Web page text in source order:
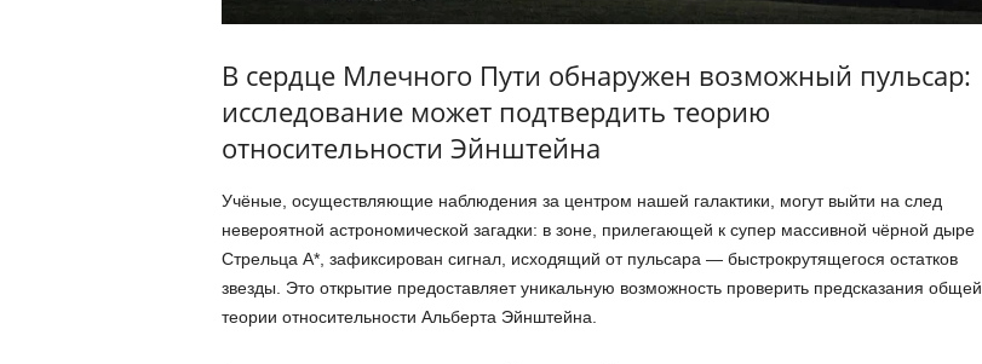
В сердце Млечного Пути обнаружен возможный пульсар:
исследование может подтвердить теорию
относительности Эйнштейна
Учёные, осуществляющие наблюдения за центром нашей галактики, могут выйти на след
невероятной астрономической загадки: в зоне, прилегающей к супер массивной чёрной дыре
Стрельца A*, зафиксирован сигнал, исходящий от пульсара — быстрокрутящегося остатков
звезды. Это открытие предоставляет уникальную возможность проверить предсказания общей
теории относительности Альберта Эйнштейна.